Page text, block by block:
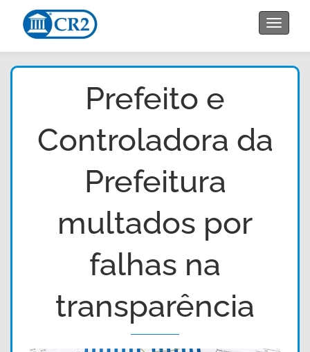
Toggle
Prefeito e
Controladora da
Prefeitura
multados por
falhas na
transparência